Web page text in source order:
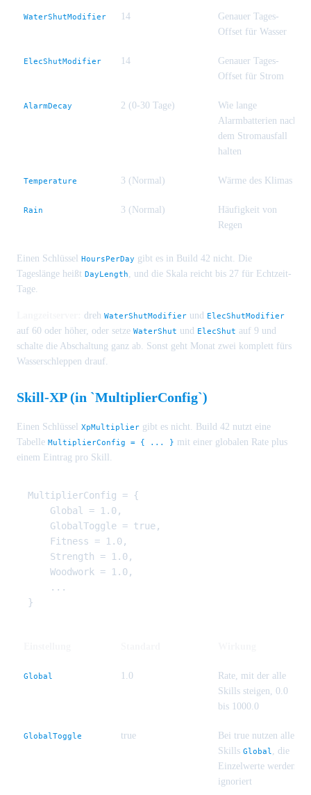
WaterShutModifier 14
Genauer Tages-
Offset für Wasser
ElecShutModifier 14
Genauer Tages-
Offset für Strom
AlarmDecay 2 (0-30 Tage)
Wie lange
Alarmbatterien nach
dem Stromausfall
halten
Temperature 3 (Normal) Wärme des Klimas
Rain 3 (Normal)
Häufigkeit von
Regen
Einen Schlüssel HoursPerDay gibt es in Build 42 nicht. Die
Tageslänge heißt DayLength, und die Skala reicht bis 27 für Echtzeit-
Tage.
dreh WaterShutModifier und ElecShutModifier
auf 60 oder höher, oder setze WaterShut und ElecShut auf 9 und
schalte die Abschaltung ganz ab. Sonst geht Monat zwei komplett fürs
Wasserschleppen drauf.
Skill-XP (in `MultiplierConfig`)
Einen Schlüssel XpMultiplier gibt es nicht. Build 42 nutzt eine
Tabelle MultiplierConfig = { ... } mit einer globalen Rate plus
einem Eintrag pro Skill.
MultiplierConfig = {
    Global = 1.0,
    GlobalToggle = true,
    Fitness = 1.0,
    Strength = 1.0,
    Woodwork = 1.0,
    ...
Global 1.0
Rate, mit der alle
Skills steigen, 0.0
bis 1000.0
GlobalToggle true
Bei true nutzen alle
Skills Global, die
Einzelwerte werden
ignoriert